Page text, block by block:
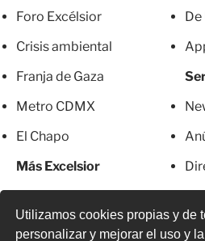
Utilizamos cookies propias y de
personalizar y mejorar el uso y
Foro Excélsior
Crisis ambiental
Franja de Gaza
Metro CDMX
El Chapo
Más Excelsior